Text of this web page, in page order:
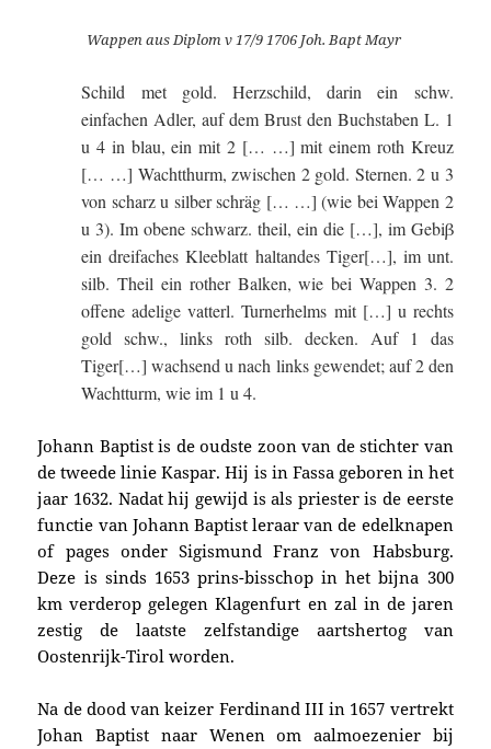
Wappen aus Diplom v 17/9 1706 Joh. Bapt Mayr
Schild met gold. Herzschild, darin ein schw.
einfachen Adler, auf dem Brust den Buchstaben L. 1
u 4 in blau, ein mit 2 [… …] mit einem roth Kreuz
[… …] Wachtthurm, zwischen 2 gold. Sternen. 2 u 3
von scharz u silber schräg [… …] (wie bei Wappen 2
u 3). Im obene schwarz. theil, ein die […], im Gebiβ
ein dreifaches Kleeblatt haltandes Tiger[…], im unt.
silb. Theil ein rother Balken, wie bei Wappen 3. 2
offene adelige vatterl. Turnerhelms mit […] u rechts
gold schw., links roth silb. decken. Auf 1 das
Tiger[…] wachsend u nach links gewendet; auf 2 den
Wachtturm, wie im 1 u 4.
Johann Baptist is de oudste zoon van de stichter van
de tweede linieKaspar. Hij is in Fassa geboren in het
jaar 1632. Nadat hij gewijd is als priester is de eerste
functie van Johann Baptist leraar van de edelknapen
of pages onder Sigismund Franz von Habsburg.
Deze is sinds 1653 prins-bisschop in het bijna 300
km verderop gelegen Klagenfurt en zal in de jaren
zestig de laatste zelfstandige aartshertog van
Oostenrijk-Tirol worden.
Na de dood van keizer Ferdinand III in 1657 vertrekt
Johan Baptist naar Wenen om aalmoezenier bij